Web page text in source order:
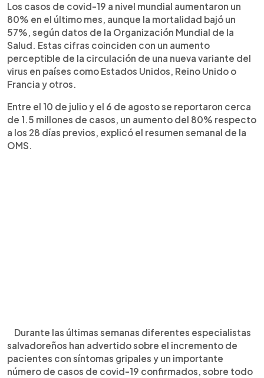
Los casos de covid-19 a nivel mundial aumentaron un
80% en el último mes, aunque la mortalidad bajó un
57%, según datos de la Organización Mundial de la
Salud. Estas cifras coinciden con un aumento
perceptible de la circulación de una nueva variante del
virus en países como Estados Unidos, Reino Unido o
Francia y otros.
Entre el 10 de julio y el 6 de agosto se reportaron cerca
de 1.5 millones de casos, un aumento del 80% respecto
a los 28 días previos, explicó el resumen semanal de la
OMS.
Durante las últimas semanas diferentes especialistas
salvadoreños han advertido sobre el incremento de
pacientes con síntomas gripales y un importante
número de casos de covid-19 confirmados, sobre todo